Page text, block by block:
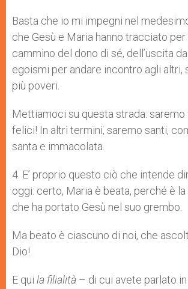
Basta che io mi impegni nel
che Gesù e Maria hanno tracciato per
cammino del dono di sé, dell’uscita
egoismi per andare incontro agli altri,
più poveri.
Mettiamoci su questa strada: saremo
felici! In altri termini, saremo santi,
santa e immacolata.
4. E’ proprio questo ciò che intende
oggi: certo, Maria è beata, perché è la
che ha portato Gesù nel suo grembo.
Ma beato è ciascuno di noi, che
Dio!
E qui la filialità – di cui avete parlato